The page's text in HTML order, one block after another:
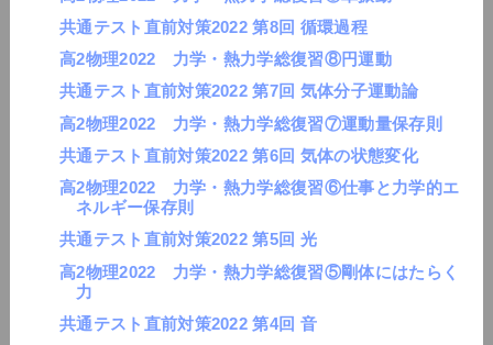
共通テスト直前対策2022 第8回 循環過程
高2物理2022 力学・熱力学総復習⑧円運動
共通テスト直前対策2022 第7回 気体分子運動論
高2物理2022 力学・熱力学総復習⑦運動量保存則
共通テスト直前対策2022 第6回 気体の状態変化
高2物理2022 力学・熱力学総復習⑥仕事と力学的エ
ネルギー保存則
共通テスト直前対策2022 第5回 光
高2物理2022 力学・熱力学総復習⑤剛体にはたらく
力
共通テスト直前対策2022 第4回 音